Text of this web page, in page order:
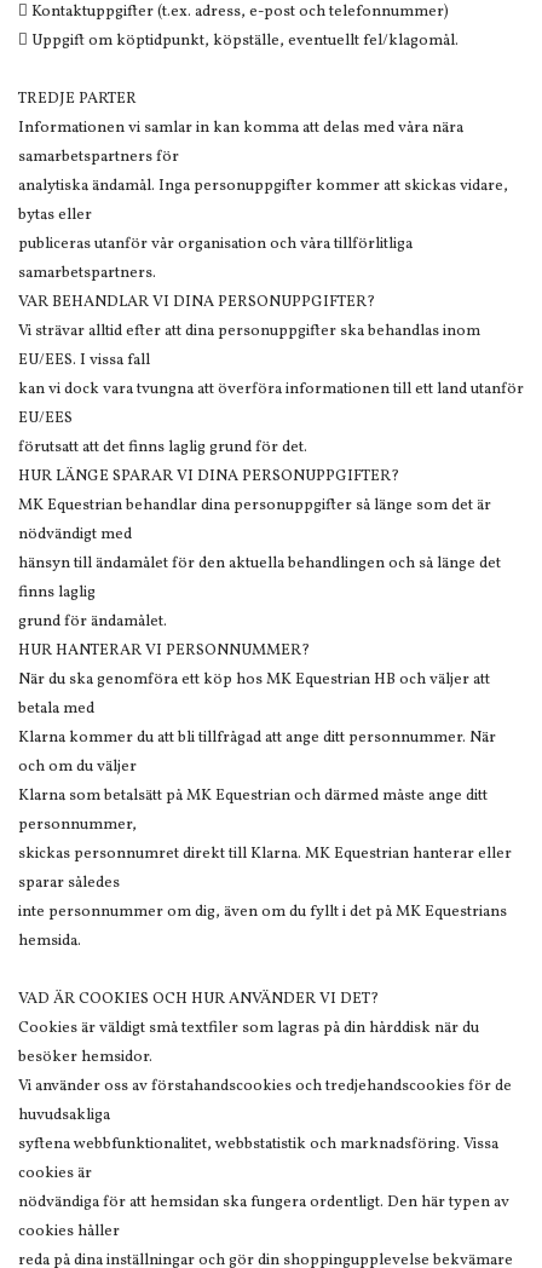
 Kontaktuppgifter (t.ex. adress, e-post och telefonnummer)
 Uppgift om köptidpunkt, köpställe, eventuellt fel/klagomål.
TREDJE PARTER
Informationen vi samlar in kan komma att delas med våra nära
samarbetspartners för
analytiska ändamål. Inga personuppgifter kommer att skickas vidare,
bytas eller
publiceras utanför vår organisation och våra tillförlitliga
samarbetspartners.
VAR BEHANDLAR VI DINA PERSONUPPGIFTER?
Vi strävar alltid efter att dina personuppgifter ska behandlas inom
EU/EES. I vissa fall
kan vi dock vara tvungna att överföra informationen till ett land utanför
EU/EES
förutsatt att det finns laglig grund för det.
HUR LÄNGE SPARAR VI DINA PERSONUPPGIFTER?
MK Equestrian behandlar dina personuppgifter så länge som det är
nödvändigt med
hänsyn till ändamålet för den aktuella behandlingen och så länge det
finns laglig
grund för ändamålet.
HUR HANTERAR VI PERSONNUMMER?
När du ska genomföra ett köp hos MK Equestrian HB och väljer att
betala med
Klarna kommer du att bli tillfrågad att ange ditt personnummer. När
och om du väljer
Klarna som betalsätt på MK Equestrian och därmed måste ange ditt
personnummer,
skickas personnumret direkt till Klarna. MK Equestrian hanterar eller
sparar således
inte personnummer om dig, även om du fyllt i det på MK Equestrians
hemsida.
VAD ÄR COOKIES OCH HUR ANVÄNDER VI DET?
Cookies är väldigt små textfiler som lagras på din hårddisk när du
besöker hemsidor.
Vi använder oss av förstahandscookies och tredjehandscookies för de
huvudsakliga
syftena webbfunktionalitet, webbstatistik och marknadsföring. Vissa
cookies är
nödvändiga för att hemsidan ska fungera ordentligt. Den här typen av
cookies håller
reda på dina inställningar och gör din shoppingupplevelse bekvämare